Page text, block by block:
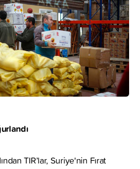
TIR’lar, Suriye'nin Fırat